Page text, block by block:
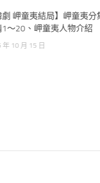
劇 岬童夷結局】岬童夷分
1～20、岬童夷人物介紹
年 10 月 15 日